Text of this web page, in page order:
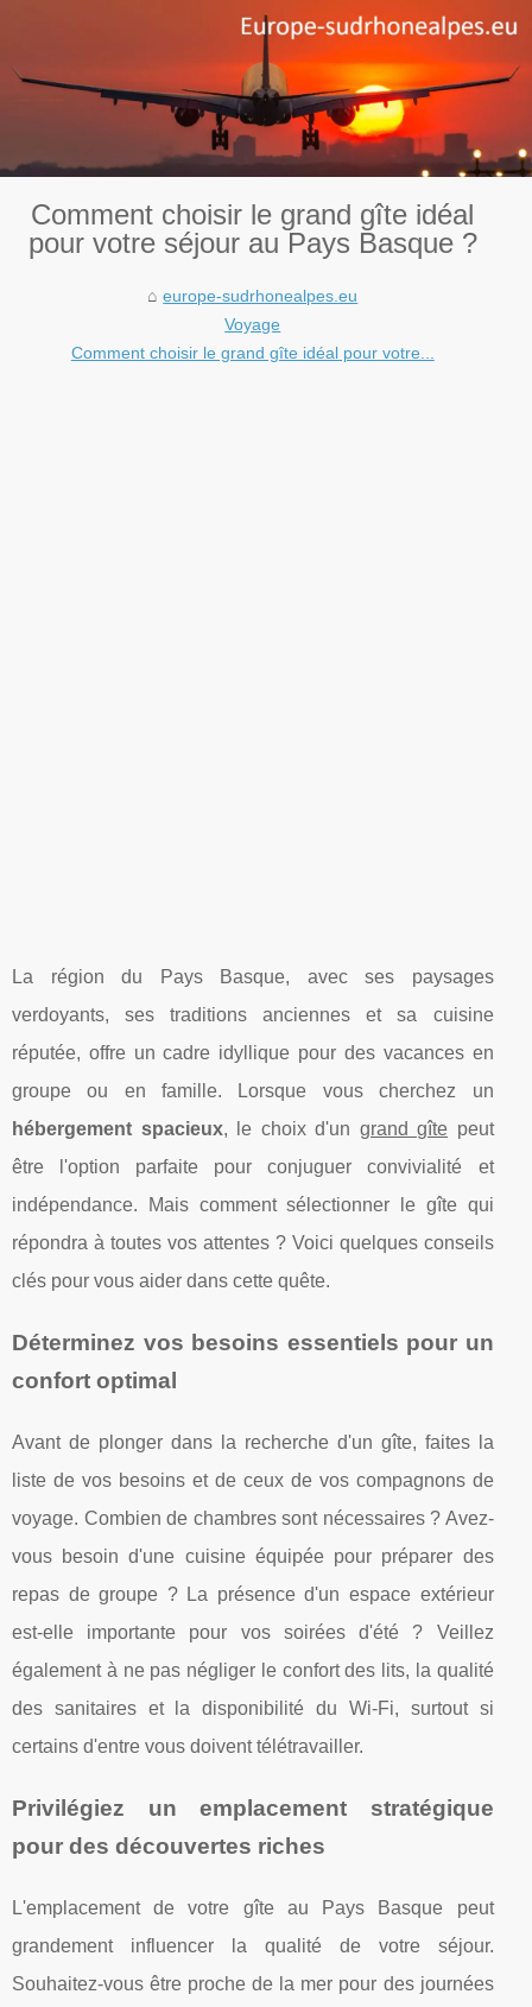
Comment choisir le grand gîte idéal
pour votre séjour au Pays Basque ?
europe-sudrhonealpes.eu
Voyage
Comment choisir le grand gîte idéal pour votre...
La région du Pays Basque, avec ses paysages
verdoyants, ses traditions anciennes et sa cuisine
réputée, offre un cadre idyllique pour des vacances en
groupe ou en famille. Lorsque vous cherchez un
hébergement spacieux, le choix d'un grand gîte peut
être l'option parfaite pour conjuguer convivialité et
indépendance. Mais comment sélectionner le gîte qui
répondra à toutes vos attentes ? Voici quelques conseils
clés pour vous aider dans cette quête.
Déterminez vos besoins essentiels pour un
confort optimal
Avant de plonger dans la recherche d'un gîte, faites la
liste de vos besoins et de ceux de vos compagnons de
voyage. Combien de chambres sont nécessaires ? Avez-
vous besoin d'une cuisine équipée pour préparer des
repas de groupe ? La présence d'un espace extérieur
est-elle importante pour vos soirées d'été ? Veillez
également à ne pas négliger le confort des lits, la qualité
des sanitaires et la disponibilité du Wi-Fi, surtout si
certains d'entre vous doivent télétravailler.
Privilégiez un emplacement stratégique
pour des découvertes riches
L'emplacement de votre gîte au Pays Basque peut
grandement influencer la qualité de votre séjour.
Souhaitez-vous être proche de la mer pour des journées